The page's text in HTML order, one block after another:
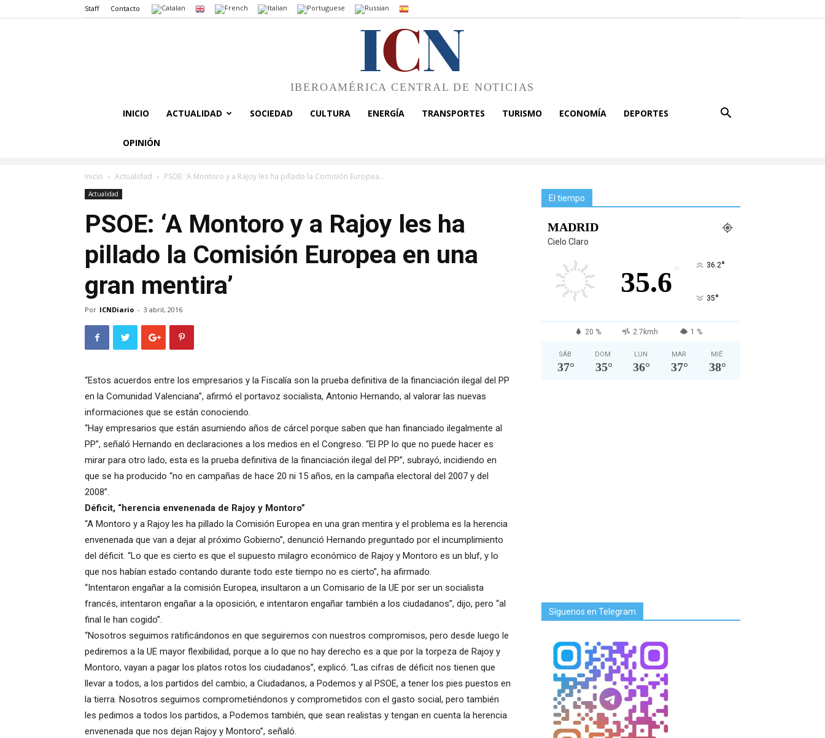
Staff Contacto
ICN
IBEROAMÉRICA CENTRAL DE NOTICIAS
INICIO ACTUALIDAD SOCIEDAD CULTURA ENERGÍA TRANSPORTES TURISMO ECONOMÍA DEPORTES
OPINIÓN
Inicio Actualidad PSOE: ‘A Montoro y a Rajoy les ha pillado la Comisión Europea...
Actualidad
PSOE: ‘A Montoro y a Rajoy les ha
pillado la Comisión Europea en una
gran mentira’
Por ICNDiario - 3 abril, 2016
“Estos acuerdos entre los empresarios y la Fiscalía son la prueba definitiva de la financiación ilegal del PP
en la Comunidad Valenciana”, afirmó el portavoz socialista, Antonio Hernando, al valorar las nuevas
informaciones que se están conociendo.
“Hay empresarios que están asumiendo años de cárcel porque saben que han financiado ilegalmente al
PP”, señaló Hernando en declaraciones a los medios en el Congreso. “El PP lo que no puede hacer es
mirar para otro lado, esta es la prueba definitiva de la financiación ilegal del PP”, subrayó, incidiendo en
que se ha producido “no en campañas de hace 20 ni 15 años, en la campaña electoral del 2007 y del
2008”.
Déficit, “herencia envenenada de Rajoy y Montoro”
“A Montoro y a Rajoy les ha pillado la Comisión Europea en una gran mentira y el problema es la herencia
envenenada que van a dejar al próximo Gobierno”, denunció Hernando preguntado por el incumplimiento
del déficit. “Lo que es cierto es que el supuesto milagro económico de Rajoy y Montoro es un bluf, y lo
que nos habían estado contando durante todo este tiempo no es cierto”, ha afirmado.
“Intentaron engañar a la comisión Europea, insultaron a un Comisario de la UE por ser un socialista
francés, intentaron engañar a la oposición, e intentaron engañar también a los ciudadanos”, dijo, pero “al
final le han cogido”.
“Nosotros seguimos ratificándonos en que seguiremos con nuestros compromisos, pero desde luego le
pediremos a la UE mayor flexibilidad, porque a lo que no hay derecho es a que por la torpeza de Rajoy y
Montoro, vayan a pagar los platos rotos los ciudadanos”, explicó. “Las cifras de déficit nos tienen que
llevar a todos, a los partidos del cambio, a Ciudadanos, a Podemos y al PSOE, a tener los pies puestos en
la tierra. Nosotros seguimos comprometiéndonos y comprometidos con el gasto social, pero también
les pedimos a todos los partidos, a Podemos también, que sean realistas y tengan en cuenta la herencia
envenenada que nos dejan Rajoy y Montoro”, señaló.
El tiempo
MADRID
Cielo Claro
35.6 ° 36.2°
35°
20 % 2.7kmh 1 %
SÁB
37°
DOM
35°
LUN
36°
MAR
37°
MIÉ
38°
Síguenos en Telegram